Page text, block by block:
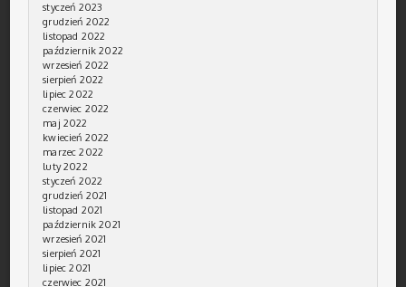
styczeń 2023
grudzień 2022
listopad 2022
październik 2022
wrzesień 2022
sierpień 2022
lipiec 2022
czerwiec 2022
maj 2022
kwiecień 2022
marzec 2022
luty 2022
styczeń 2022
grudzień 2021
listopad 2021
październik 2021
wrzesień 2021
sierpień 2021
lipiec 2021
czerwiec 2021